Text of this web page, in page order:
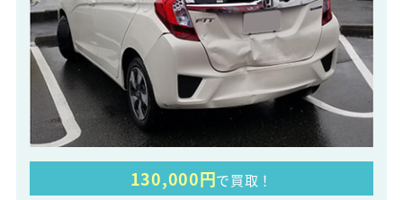
130,000円で買取！